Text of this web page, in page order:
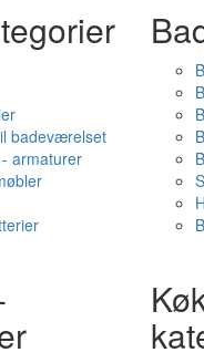
badeværelset
armaturer